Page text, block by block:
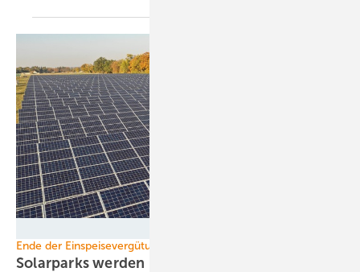
Ende der Einspeisevergütung
Solarparks werden